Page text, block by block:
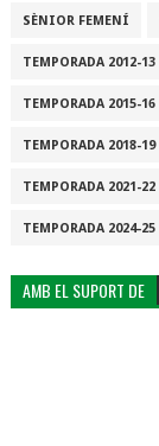
SÈNIOR FEMENÍ
TEMPORADA 2012-13
TEMPORADA 2015-16
TEMPORADA 2018-19
TEMPORADA 2021-22
TEMPORADA 2024-25
AMB EL SUPORT DE